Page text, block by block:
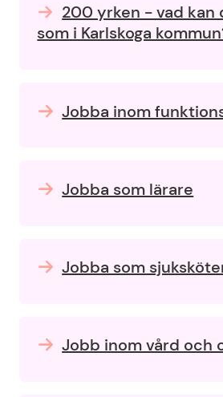
200 yrken - vad kan
som i Karlskoga
Jobba inom
Jobba som lärare
Jobba som
Jobb inom vård och